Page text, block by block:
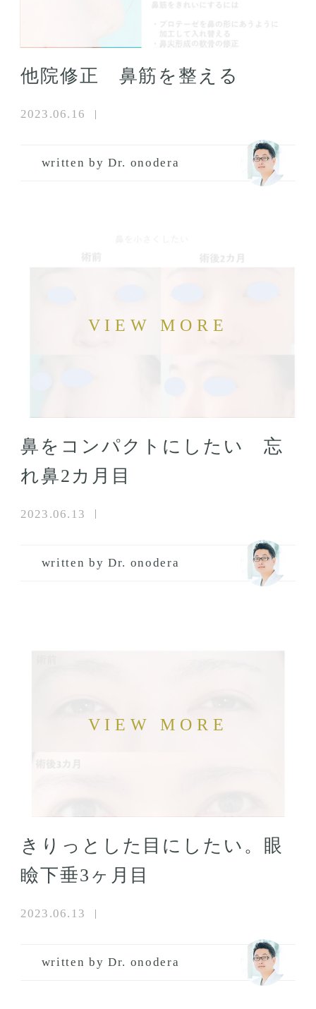
他院修正 鼻筋を整える
2023.06.16
written by Dr. onodera
鼻をコンパクトにしたい 忘
れ鼻2カ月目
2023.06.13
written by Dr. onodera
きりっとした目にしたい。眼
瞼下垂3ヶ月目
2023.06.13
written by Dr. onodera